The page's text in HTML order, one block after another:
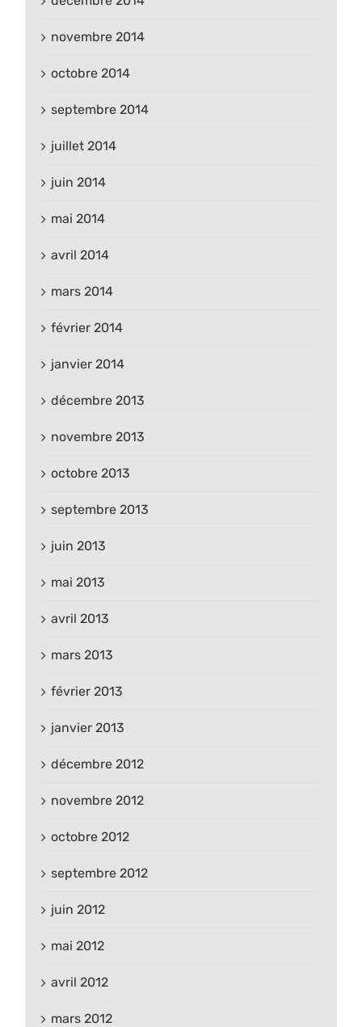
novembre 2014
octobre 2014
septembre 2014
juillet 2014
juin 2014
mai 2014
avril 2014
mars 2014
février 2014
janvier 2014
décembre 2013
novembre 2013
octobre 2013
septembre 2013
juin 2013
mai 2013
avril 2013
mars 2013
février 2013
janvier 2013
décembre 2012
novembre 2012
octobre 2012
septembre 2012
juin 2012
mai 2012
avril 2012
mars 2012